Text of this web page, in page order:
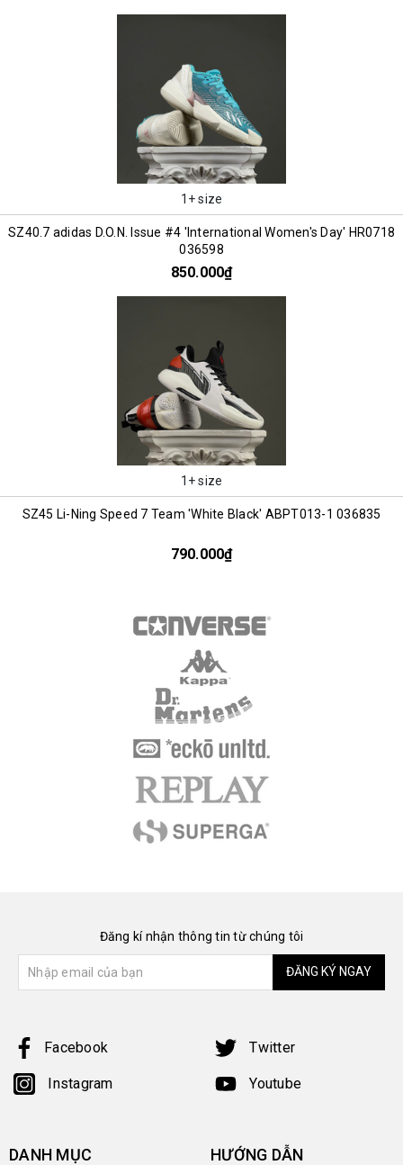
1+ size
SZ40.7 adidas D.O.N. Issue #4 'International Women's Day' HR0718
036598
850.000₫
1+ size
SZ45 Li-Ning Speed 7 Team 'White Black' ABPT013-1 036835
790.000₫
Đăng kí nhận thông tin từ chúng tôi
ĐĂNG KÝ NGAY
Facebook Twitter
Instagram Youtube
DANH MỤC HƯỚNG DẪN